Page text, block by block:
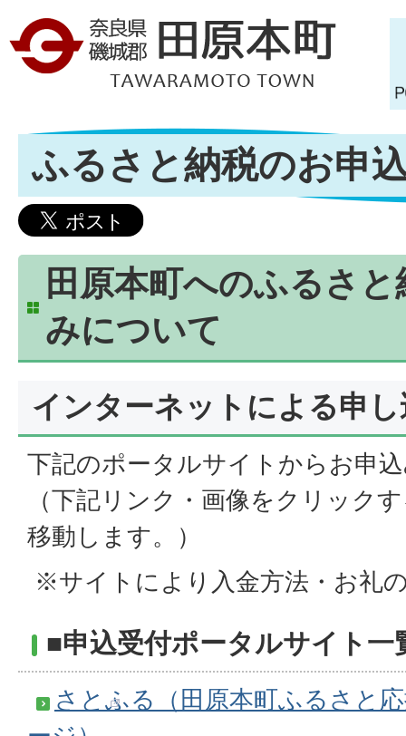
ふるさと納税のお申
田原本町へのふるさ
みについて
インターネットによる申
下記のポータルサイトからお申
（下記リンク・画像をクリック
移動します。）
※サイトにより入金方法・お礼
■申込受付ポータルサイト一
さとふる（田原本町ふるさと